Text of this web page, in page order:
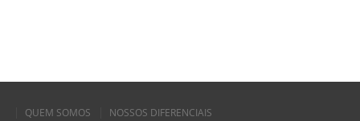
QUEM SOMOS
NOSSOS DIFERENCIAIS